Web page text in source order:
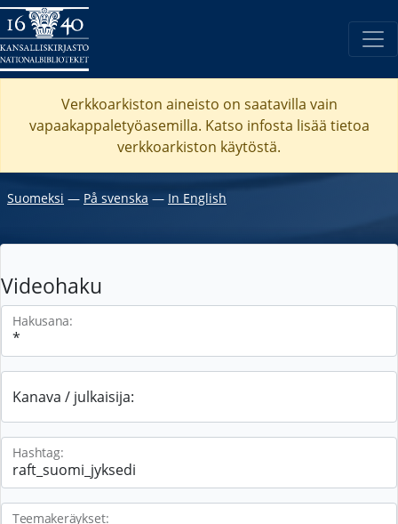
Verkkoarkiston aineisto on saatavilla vain
vapaakappaletyöasemilla. Katso infosta lisää tietoa
verkkoarkiston käytöstä.
Suomeksi ― På svenska ― In English
Videohaku
Hakusana:
Kanava / julkaisija:
Hashtag:
Teemakeräykset: